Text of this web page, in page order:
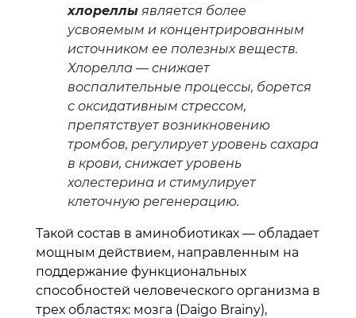
хлореллы является более
усвояемым и концентрированным
источником ее полезных веществ.
Хлорелла — снижает
воспалительные процессы, борется
с оксидативным стрессом,
препятствует возникновению
тромбов, регулирует уровень сахара
в крови, снижает уровень
холестерина и стимулирует
клеточную регенерацию.
Такой состав в аминобиотиках — обладает
мощным действием, направленным на
поддержание функциональных
способностей человеческого организма в
трех областях: мозга (Daigo Brainy),